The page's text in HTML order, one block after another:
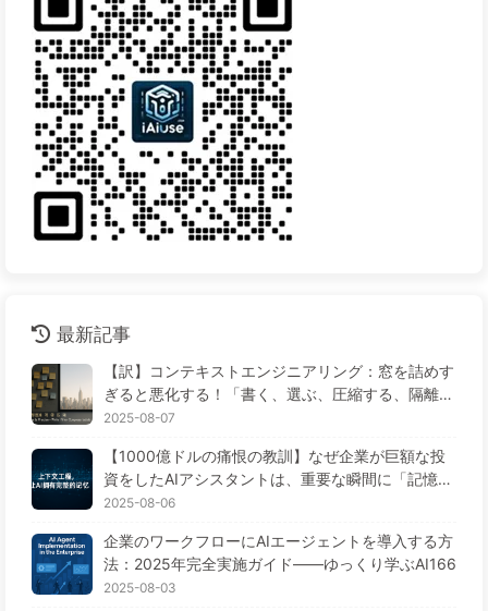
最新記事
【訳】コンテキストエンジニアリング：窓を詰めす
ぎると悪化する！「書く、選ぶ、圧縮する、隔離す
る」の4ステップで、毒を警戒し、干渉や混乱を防
AI170
2025-08-07
【1000億ドルの痛恨の教訓】なぜ企業が巨額な投
資をしたAIアシスタントは、重要な瞬間に「記憶喪
失」に陥り、競合他社は90%の性能向上を実現する
2025-08-06
企業のワークフローにAIエージェントを導入する方
法：2025年完全実施ガイド——ゆっくり学ぶAI166
2025-08-03